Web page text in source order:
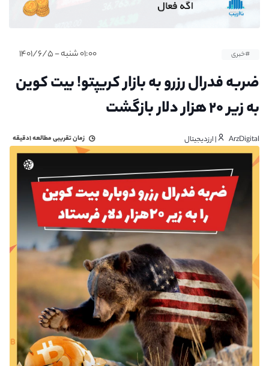
#خبری ۰۱:۰۰ شنبه - ۱۴۰۱/۶/۵
ضربه فدرال رزرو به بازار کریپتو! بیت کوین
به زیر ۲۰ هزار دلار بازگشت
ArzDigital | ارزدیجیتال زمان تقریبی مطالعه۱دقیقه